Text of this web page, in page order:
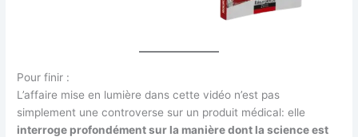
Pour finir :
L’affaire mise en lumière dans cette vidéo n’est pas
simplement une controverse sur un produit médical: elle
interroge profondément sur la manière dont la science est